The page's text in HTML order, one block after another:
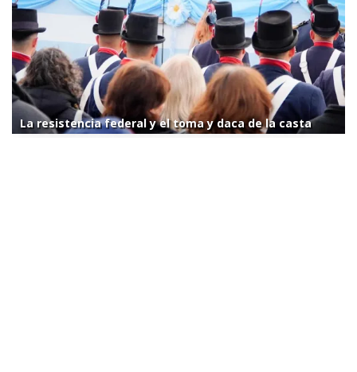
La resistencia federal y el toma y daca de la casta